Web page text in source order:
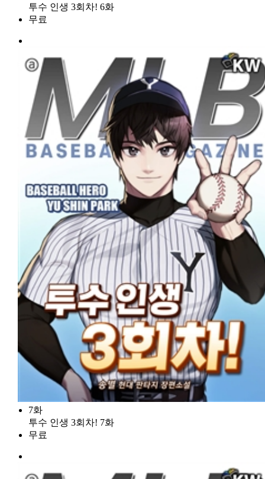
투수 인생 3회차! 6화
무료
7화
투수 인생 3회차! 7화
무료